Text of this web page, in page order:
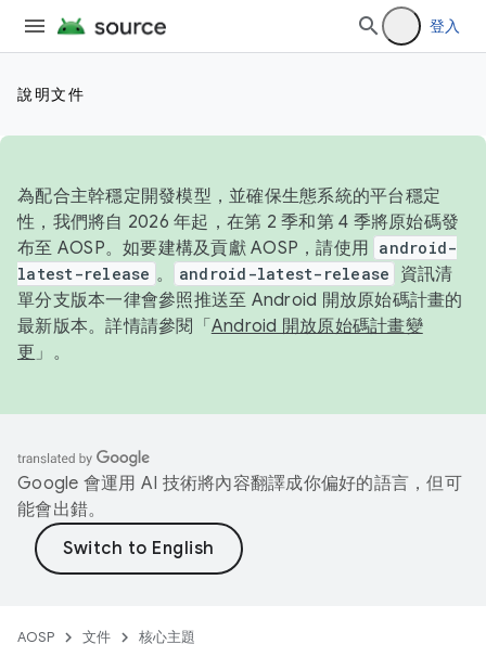
登入
說明文件
為配合主幹穩定開發模型，並確保生態系統的平台穩定
性，我們將自 2026 年起，在第 2 季和第 4 季將原始碼發
布至 AOSP。如要建構及貢獻 AOSP，請使用 android-
latest-release 。 android-latest-release
資訊清
單分支版本一律會參照推送至 Android 開放原始碼計畫的
最新版本。詳情請參閱「 Android 開放原始碼計畫變
更 」。
Google 會運用 AI 技術將內容翻譯成你偏好的語言，但可
能會出錯。
AOSP 文件 核心主題